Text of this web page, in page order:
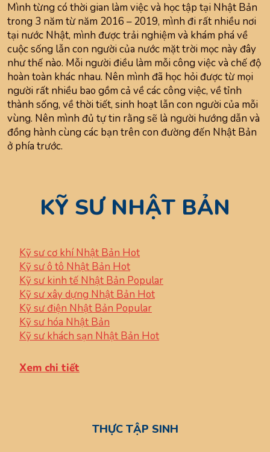
Mình từng có thời gian làm việc và học tập tại Nhật Bản
trong 3 năm từ năm 2016 – 2019, mình đi rất nhiều nơi
tại nước Nhật, mình được trải nghiệm và khám phá về
cuộc sống lẫn con người của nước mặt trời mọc này đây
như thế nào. Mỗi người điều làm mỗi công việc và chế độ
hoàn toàn khác nhau. Nên mình đã học hỏi được từ mọi
người rất nhiều bao gồm cả về các công việc, về tỉnh
thành sống, về thời tiết, sinh hoạt lẫn con người của mỗi
vùng. Nên mình đủ tự tin rằng sẽ là người hướng dẫn và
đồng hành cùng các bạn trên con đường đến Nhật Bản
ở phía trước.
KỸ SƯ NHẬT BẢN
Kỹ sư cơ khí Nhật Bản
Kỹ sư ô tô Nhật Bản
Kỹ sư kinh tế Nhật Bản
Kỹ sư xây dựng Nhật Bản
Kỹ sư điện Nhật Bản
Kỹ sư hóa Nhật Bản
Kỹ sư khách sạn Nhật Bản
Xem chi tiết
THỰC TẬP SINH